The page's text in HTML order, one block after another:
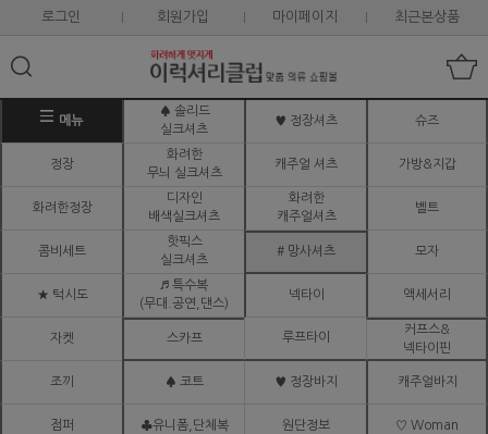
로그인 회원가입 마이페이지 최근본상품
메뉴
♠ 솔리드
실크셔츠
♥ 정장셔츠 슈즈
정장
화려한
무늬 실크셔츠
캐주얼 셔츠 가방&지갑
화려한정장
디자인
배색실크셔츠
화려한
캐주얼셔츠
벨트
콤비세트
핫픽스
실크셔츠
# 망사셔츠 모자
★ 턱시도
♬ 특수복
(무대.공연,댄스)
넥타이 액세서리
자켓 스카프 루프타이
커프스&
넥타이핀
조끼 ♠ 코트 ♥ 정장바지 캐주얼바지
점퍼 ♣유니폼,단체복 원단정보 ♡ Woman